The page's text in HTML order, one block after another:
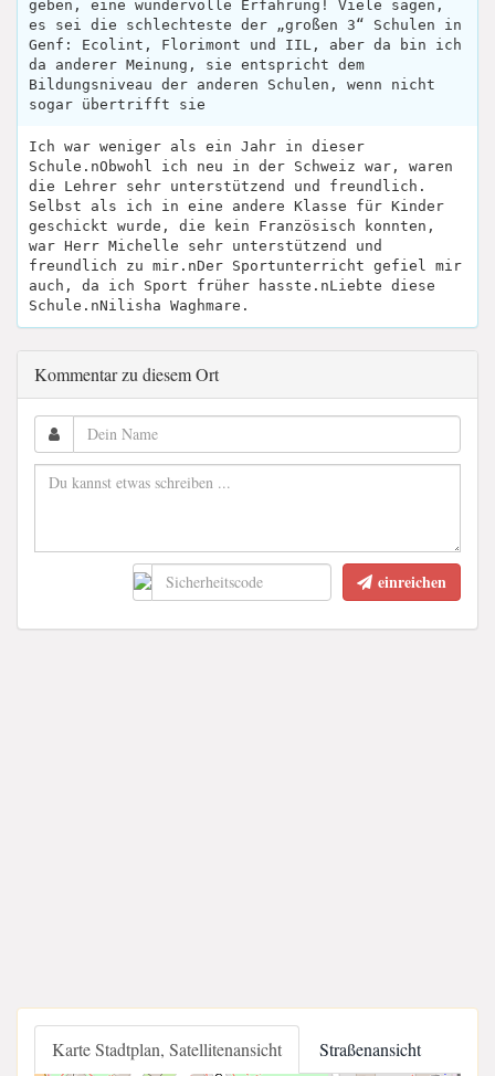
geben, eine wundervolle Erfahrung! Viele sagen,
es sei die schlechteste der „großen 3“ Schulen in
Genf: Ecolint, Florimont und IIL, aber da bin ich
da anderer Meinung, sie entspricht dem
Bildungsniveau der anderen Schulen, wenn nicht
sogar übertrifft sie
Ich war weniger als ein Jahr in dieser
Schule.nObwohl ich neu in der Schweiz war, waren
die Lehrer sehr unterstützend und freundlich.
Selbst als ich in eine andere Klasse für Kinder
geschickt wurde, die kein Französisch konnten,
war Herr Michelle sehr unterstützend und
freundlich zu mir.nDer Sportunterricht gefiel mir
auch, da ich Sport früher hasste.nLiebte diese
Schule.nNilisha Waghmare.
Kommentar zu diesem Ort
einreichen
Karte Stadtplan, Satellitenansicht Straßenansicht